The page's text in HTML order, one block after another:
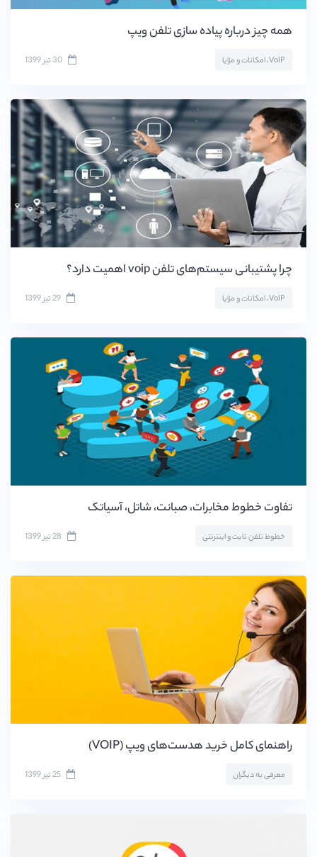
همه چیز درباره پیاده سازی تلفن ویپ
VoIP، امکانات و مزایا 30 تیر 1399
چرا پشتیبانی سیستم‌های تلفن voip اهمیت دارد؟
VoIP، امکانات و مزایا 29 تیر 1399
تفاوت خطوط مخابرات، صبانت، شاتل، آسیاتک
خطوط تلفن ثابت و اینترنتی 28 تیر 1399
راهنمای کامل خرید هدست‌های ویپ (VOIP)
معرفی به دیگران 25 تیر 1399